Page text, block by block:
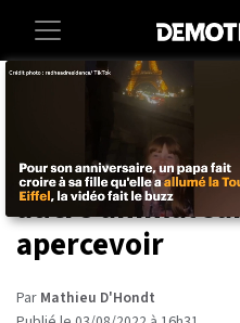
Insolite
Son chien est
erreur, elle vit
autre animal
apercevoir
Par Mathieu D'Hondt